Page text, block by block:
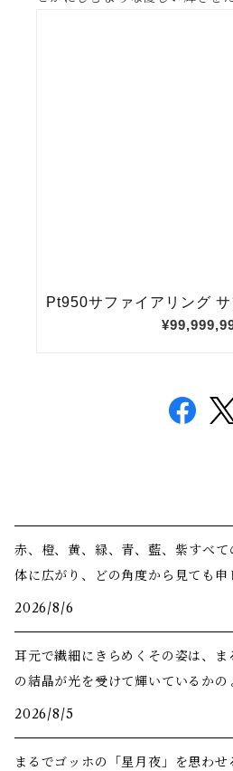
赤、橙、黄、緑、青、藍、紫――すべ
体に広がり、どの角度から見ても申
しさ
2026/8/6
耳元で繊細にきらめくその姿は、ま
の結晶が光を受けて輝いているかの
2026/8/5
まるでゴッホの「星月夜」を思わせ